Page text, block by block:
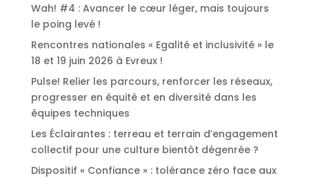
Wah! #4 : Avancer le cœur léger, mais toujours
le poing levé !
Rencontres nationales « Egalité et inclusivité » le
18 et 19 juin 2026 à Evreux !
Pulse! Relier les parcours, renforcer les réseaux,
progresser en équité et en diversité dans les
équipes techniques
Les Éclairantes : terreau et terrain d’engagement
collectif pour une culture bientôt dégenrée ?
Dispositif « Confiance » : tolérance zéro face aux